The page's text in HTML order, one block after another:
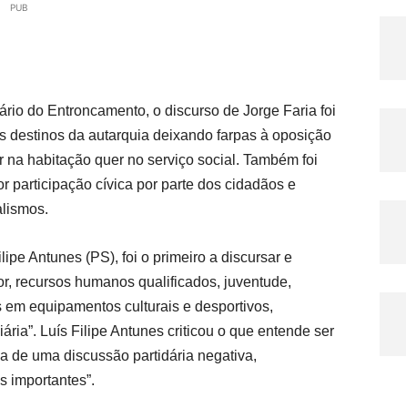
PUB
do Entroncamento, o discurso de Jorge Faria foi
destinos da autarquia deixando farpas à oposição
na habitação quer no serviço social. Também foi
participação cívica por parte dos cidadãos e
Antunes (PS), foi o primeiro a discursar e
recursos humanos qualificados, juventude,
equipamentos culturais e desportivos,
Luís Filipe Antunes criticou o que entende ser
de uma discussão partidária negativa,
importantes”.